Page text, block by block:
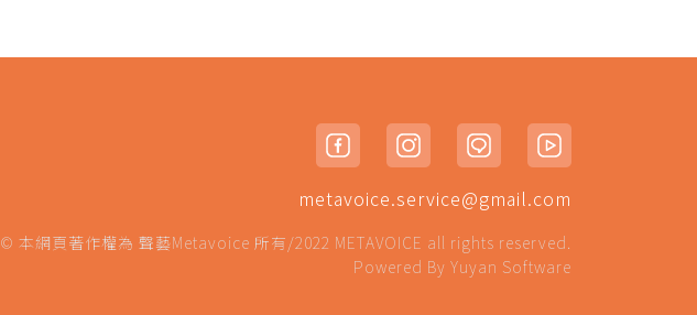
metavoice.service@gmail.com
© 本網頁著作權為 聲藝Metavoice 所有/2022 METAVOICE all rights reserved.
Powered By Yuyan Software